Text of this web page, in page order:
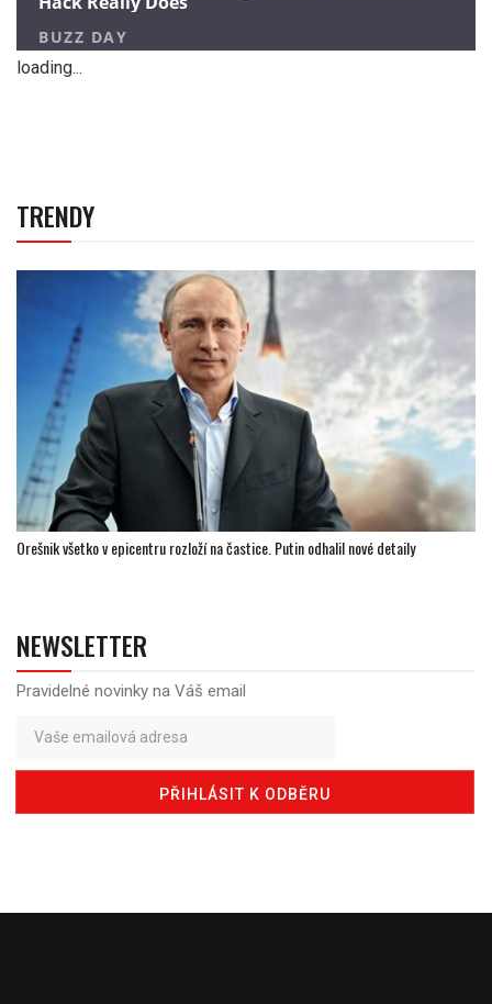
loading...
TRENDY
Orešnik všetko v epicentru rozloží na častice. Putin odhalil nové detaily
NEWSLETTER
Pravidelné novinky na Váš email